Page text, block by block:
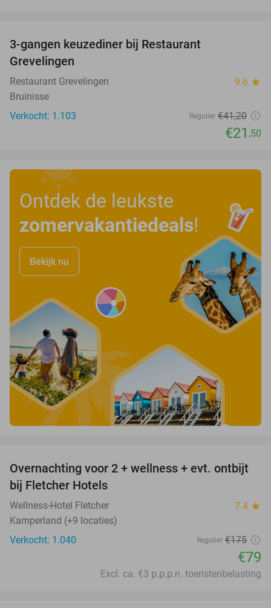
3-gangen keuzediner bij Restaurant
Grevelingen
Restaurant Grevelingen 9.6 star
Bruinisse
Verkocht: 1.103
Regulier €41,20
€21 ,50
Ontdek de leukste
zomervakantiedeals!
Bekijk nu
55%
Overnachting voor 2 + wellness + evt. ontbijt
bij Fletcher Hotels
Wellness-Hotel Fletcher 7.4 star
Kamperland (+9 locaties)
Verkocht: 1.040
Regulier €175
€79
Excl. ca. €3 p.p.p.n. toeristenbelasting